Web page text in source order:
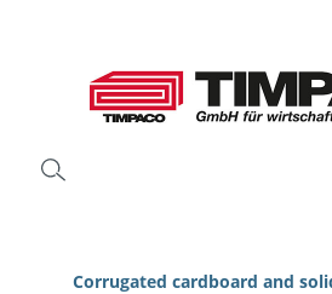
Corrugated cardboard and